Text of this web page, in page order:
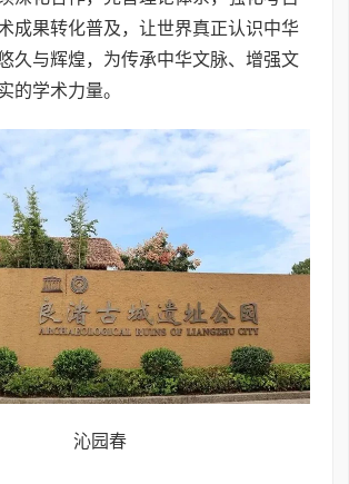
成果转化普及，让世界真正认识中华
久与辉煌，为传承中华文脉、增强文
的学术力量。
沁园春